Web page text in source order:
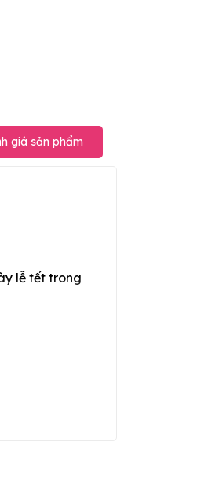
giá sản phẩm
lễ tết trong